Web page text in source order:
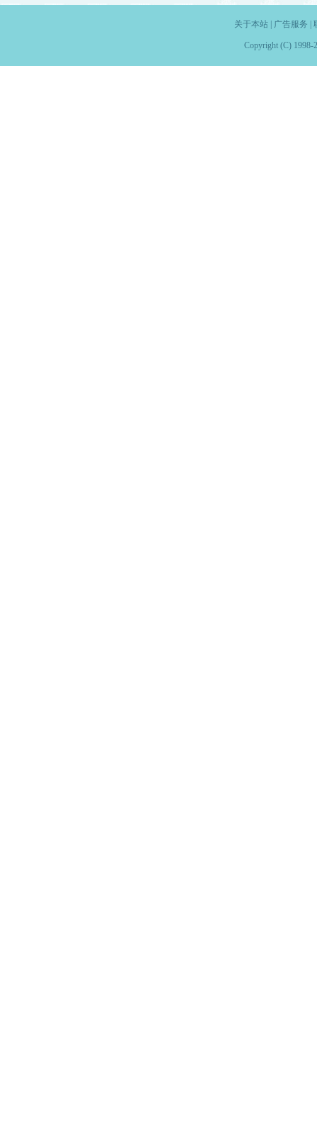
关于本站| 广告服务
Copyright (C) 1998-